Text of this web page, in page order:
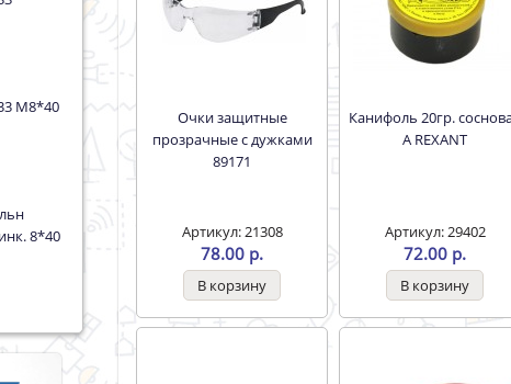
8*40
Очки защитные
прозрачные с дужками
89171
Артикул: 21308
78.00 р.
Канифоль 20гр. сосновая
А REXANT
Артикул: 29402
72.00 р.